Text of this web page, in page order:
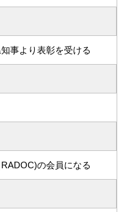
事より表彰を受ける
の会員になる